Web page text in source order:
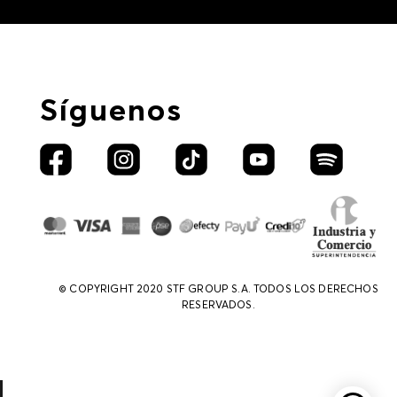
Síguenos
© COPYRIGHT 2020 STF GROUP S.A. TODOS LOS DERECHOS
RESERVADOS.